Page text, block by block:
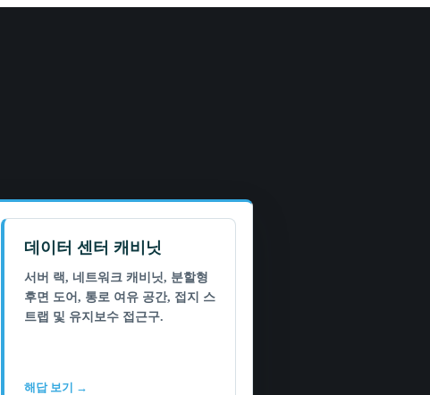
데이터 센터 캐비닛
서버 랙, 네트워크 캐비닛, 분할형
후면 도어, 통로 여유 공간, 접지 스
트랩 및 유지보수 접근구.
해답 보기 →